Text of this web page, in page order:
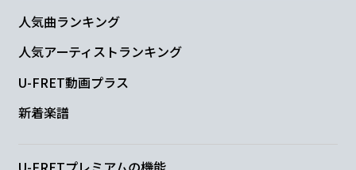
限界アフター
明日 を知りたいで
人気曲ランキング
人気アーティストランキング
U-FRET動画プラス
新着楽譜